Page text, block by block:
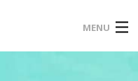
MENU